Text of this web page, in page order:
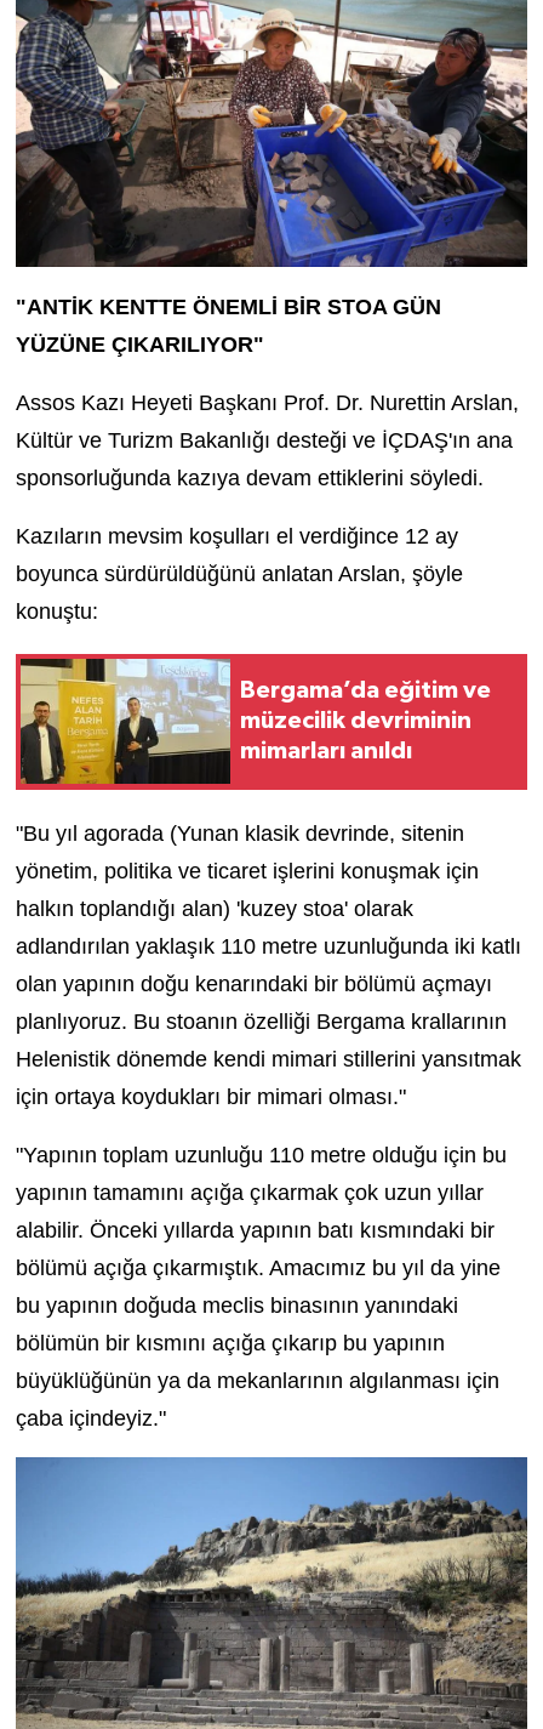
"ANTİK KENTTE ÖNEMLİ BİR STOA GÜN
YÜZÜNE ÇIKARILIYOR"
Assos Kazı Heyeti Başkanı Prof. Dr. Nurettin Arslan,
Kültür ve Turizm Bakanlığı desteği ve İÇDAŞ'ın ana
sponsorluğunda kazıya devam ettiklerini söyledi.
Kazıların mevsim koşulları el verdiğince 12 ay
boyunca sürdürüldüğünü anlatan Arslan, şöyle
konuştu:
Bergama’da eğitim ve
müzecilik devriminin
mimarları anıldı
"Bu yıl agorada (Yunan klasik devrinde, sitenin
yönetim, politika ve ticaret işlerini konuşmak için
halkın toplandığı alan) 'kuzey stoa' olarak
adlandırılan yaklaşık 110 metre uzunluğunda iki katlı
olan yapının doğu kenarındaki bir bölümü açmayı
planlıyoruz. Bu stoanın özelliği Bergama krallarının
Helenistik dönemde kendi mimari stillerini yansıtmak
için ortaya koydukları bir mimari olması."
"Yapının toplam uzunluğu 110 metre olduğu için bu
yapının tamamını açığa çıkarmak çok uzun yıllar
alabilir. Önceki yıllarda yapının batı kısmındaki bir
bölümü açığa çıkarmıştık. Amacımız bu yıl da yine
bu yapının doğuda meclis binasının yanındaki
bölümün bir kısmını açığa çıkarıp bu yapının
büyüklüğünün ya da mekanlarının algılanması için
çaba içindeyiz."